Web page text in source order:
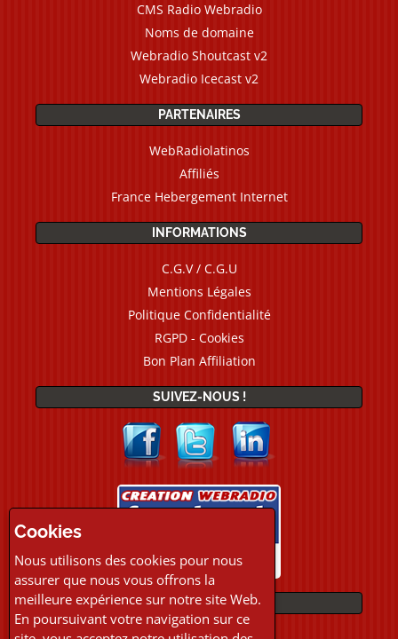
CMS Radio Webradio
Noms de domaine
Webradio Shoutcast v2
Webradio Icecast v2
PARTENAIRES
WebRadiolatinos
Affiliés
France Hebergement Internet
INFORMATIONS
C.G.V / C.G.U
Mentions Légales
Politique Confidentialité
RGPD - Cookies
Bon Plan Affiliation
SUIVEZ-NOUS !
PAIEMENTS
Cookies
Nous utilisons des cookies pour nous
assurer que nous vous offrons la
meilleure expérience sur notre site Web.
En poursuivant votre navigation sur ce